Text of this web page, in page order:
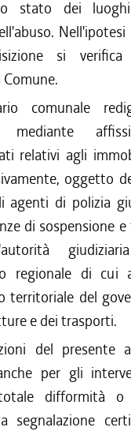
stato dei
si
comunale
mediante
relativi agli
oggetto
agenti di polizia
di sospensione
regionale di cui
territoriale del
e dei trasporti.
del presente
per gli
difformità o
segnalazione